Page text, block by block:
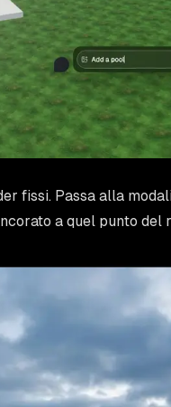
fissi. Passa alla
a quel punto del